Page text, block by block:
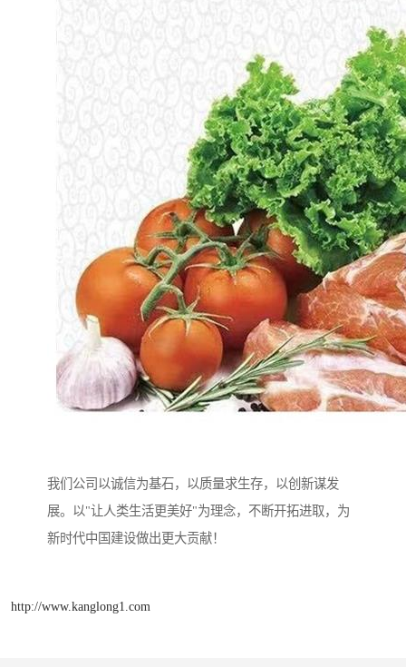
我们公司以诚信为基石，以质量求生存，以创新谋发
展。以"让人类生活更美好"为理念，不断开拓进取，为
新时代中国建设做出更大贡献！
http://www.kanglong1.com